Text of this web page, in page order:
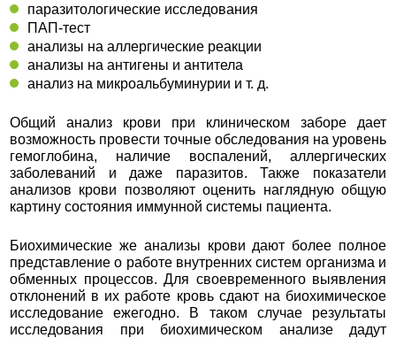
паразитологические исследования
ПАП-тест
анализы на аллергические реакции
анализы на антигены и антитела
анализ на микроальбуминурии и т. д.
Общий анализ крови при клиническом заборе дает
возможность провести точные обследования на уровень
гемоглобина, наличие воспалений, аллергических
заболеваний и даже паразитов. Также показатели
анализов крови позволяют оценить наглядную общую
картину состояния иммунной системы пациента.
Биохимические же анализы крови дают более полное
представление о работе внутренних систем организма и
обменных процессов. Для своевременного выявления
отклонений в их работе кровь сдают на биохимическое
исследование ежегодно. В таком случае результаты
исследования при биохимическом анализе дадут